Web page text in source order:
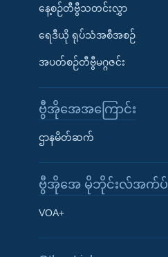
Learning English
နေ့စဉ်တီဗွီသတင်းလွှာ
ရေဒီယို ရုပ်သံအစီအစဉ်
အပတ်စဉ်တီဗွီမဂ္ဂဇင်း
ဗွီအိုအေအကြောင်း
ဌာနမိတ်ဆက်
ဗွီအိုအေ မိုဘိုင်းလ်အက်ပ်မ
VOA+